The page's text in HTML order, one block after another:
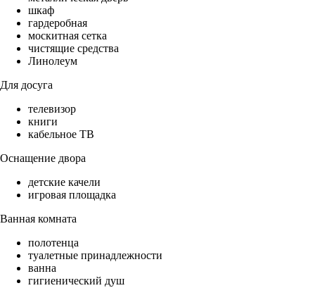
шкаф
гардеробная
москитная сетка
чистящие средства
Линолеум
Для досуга
телевизор
книги
кабельное ТВ
Оснащение двора
детские качели
игровая площадка
Ванная комната
полотенца
туалетные принадлежности
ванна
гигиенический душ